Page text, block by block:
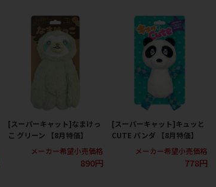
[スーパーキャット]なまけっ
こ グリーン 【8月特価】
メーカー希望小売価格
890円
[スーパーキャット]キュッと
CUTE パンダ 【8月特価】
メーカー希望小売価格
778円